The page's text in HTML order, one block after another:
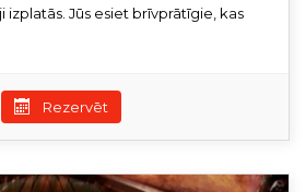
izplatās. Jūs esiet brīvprātīgie, kas
Rezervēt